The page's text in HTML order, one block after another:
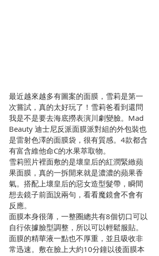
最近越來越多有圖案的面膜，雪莉是第一
次嘗試，真的太好玩了！雪莉爸看到還問
我是不是要去海底撈表演川劇變臉。Mad
Beauty 迪士尼反派面膜派對組的外包裝也
是雷射色澤的面膜袋，很有質感。4款都含
有富含維他命C的水果萃取物。
雪莉照片裡面敷的是壞皇后的紅潤緊緻蘋
果面膜，真的一拆開來就是濃濃的蘋果香
氣。搭配上壞皇后的惡女造型髮帶，瞬間
想去鏡子前面說兩句，看看魔鏡會不會有
反應。
面膜本身很薄，一整圈總共有8個切口可以
自行依據臉型調整，所以可以輕鬆服貼。
面膜的精華液一點也不厚重，並且吸收非
常迅速。敷在臉上大約10分鐘以後面膜本